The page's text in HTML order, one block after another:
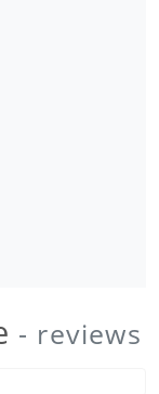
- reviews